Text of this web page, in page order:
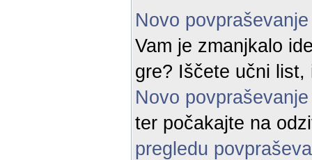
Novo povpraševanje
Vam je zmanjkalo
gre? Iščete učni
Novo
ter počakajte na
pregledu